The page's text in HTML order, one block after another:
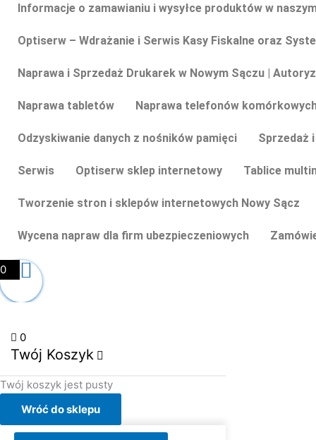
Informacje o zamawianiu i wysyłce produktów w
Optiserw – Wdrażanie i Serwis Kasy Fiskalne oraz
Naprawa i Sprzedaż Drukarek w Nowym Sączu |
Naprawa tabletów Naprawa telefonów
Odzyskiwanie danych z nośników pamięci Sprzedaż
Serwis Optiserw sklep internetowy Tablice
Tworzenie stron i sklepów internetowych Nowy Sącz
Wycena napraw dla firm ubezpieczeniowych
0
0
Twój Koszyk
Twój koszyk jest pusty
Wróć do sklepu